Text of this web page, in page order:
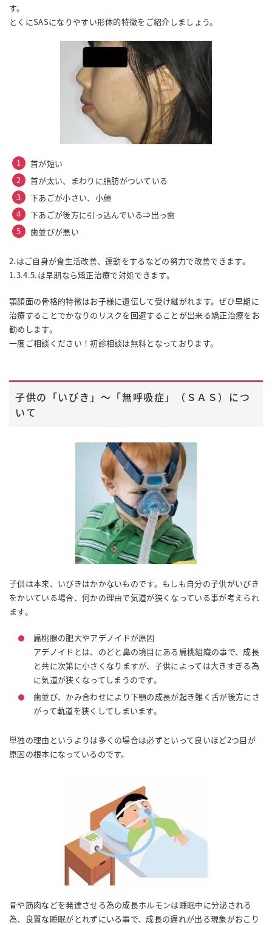
す。
とくにSASになりやすい形体的特徴をご紹介しましょう。
首が短い
首が太い、まわりに脂肪がついている
下あごが小さい、小顔
下あごが後方に引っ込んでいる⇒出っ歯
歯並びが悪い
2.はご自身が食生活改善、運動をするなどの努力で改善できます。
1.3.4.5.は早期なら矯正治療で対処できます。
顎顔面の骨格的特徴はお子様に遺伝して受け継がれます。ぜひ早期に
治療することでかなりのリスクを回避することが出来る矯正治療をお
勧めします。
一度ご相談ください！初診相談は無料となっております。
子供の「いびき」～「無呼吸症」（ＳＡＳ）につ
いて
子供は本来、いびきはかかないものです。もしも自分の子供がいびき
をかいている場合、何かの理由で気道が狭くなっている事が考えられ
ます。
扁桃腺の肥大やアデノイドが原因
アデノイドとは、のどと鼻の境目にある扁桃組織の事で、成長
と共に次第に小さくなりますが、子供によっては大きすぎる為
に気道が狭くなってしまうのです。
歯並び、かみ合わせにより下顎の成長が起き難く舌が後方にさ
がって軌道を狭くしてしまいます。
単独の理由というよりは多くの場合は必ずといって良いほど2つ目が
原因の根本になっているのです。
骨や筋肉などを発達させる為の成長ホルモンは睡眠中に分泌される
為、良質な睡眠がとれずにいる事で、成長の遅れが出る現象がおこり